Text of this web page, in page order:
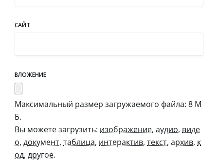
САЙТ
ВЛОЖЕНИЕ
Максимальный размер загружаемого файла: 8 М
Б.
Вы можете загрузить: изображение, аудио, виде
о, документ, таблица, интерактив, текст, архив, к
од, другое.